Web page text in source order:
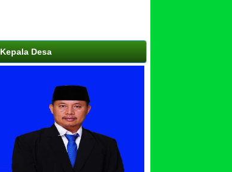
Kepala Desa